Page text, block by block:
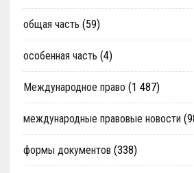
общая часть (59)
особенная часть (4)
Международное право (1 487)
международные правовые новости
формы документов (338)